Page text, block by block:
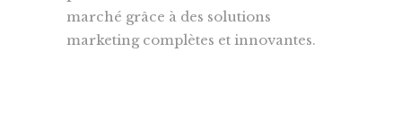
marché grâce à des solutions
marketing complètes et innovantes.